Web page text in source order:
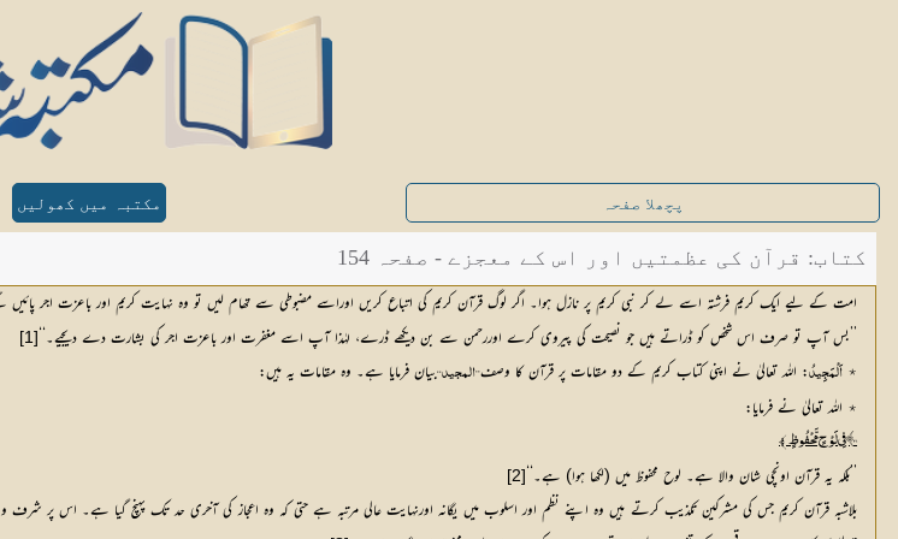
پچھلا صفحہ مکتبہ میں کھولیں
کتاب: قرآن کی عظمتیں اور اس کے معجزے - صفحہ 154
امت کے لیے ایک کریم فرشتہ اسے لے کر نبی کریم پر نازل ہوا۔ اگر لوگ قرآن کریم کی اتباع کریں اوراسے مضبوطی سے تھام لیں تو وہ نہایت کریم اور باعزت اجر پائیں
’’بس آپ تو صرف اس شخص کو ڈراتے ہیں جو نصیحت کی پیروی کرے اوررحمن سے بن دیکھے ڈرے، لہٰذا آپ اسے مغفرت اور باعزت اجر کی بشارت دے دیجیے۔‘‘ [1]
٭ اَلْمَجِیدُ: اللہ تعالیٰ نے اپنی کتاب کریم کے دو مقامات پر قرآن کا وصف’’المجید‘‘ بیان فرمایا ہے۔ وہ مقامات یہ ہیں:
٭ اللہ تعالیٰ نے فرمایا:
٢١﴾ فِي لَوْحٍ مَّحْفُوظٍ Ě
’’بلکہ یہ قرآن اونچی شان والا ہے۔ لوح محفوظ میں (لکھا ہوا) ہے۔‘‘ [2]
بلاشبہ قرآن کریم جس کی مشرکین تکذیب کرتے ہیں وہ اپنے نظم اور اسلوب میں یگانہ اورنہایت عالی مرتبہ ہے حتی کہ وہ اعجاز کی آخری حد تک پہنچ گیا ہے۔ اس پر شرف